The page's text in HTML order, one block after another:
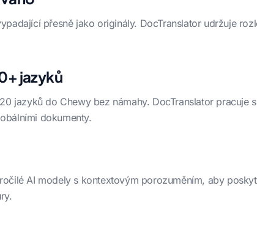
přesně jako originály. DocTranslator udržuje
jazyků
jazyků do Chewy bez námahy. DocTranslator
dokumenty.
AI modely s kontextovým porozuměním, aby